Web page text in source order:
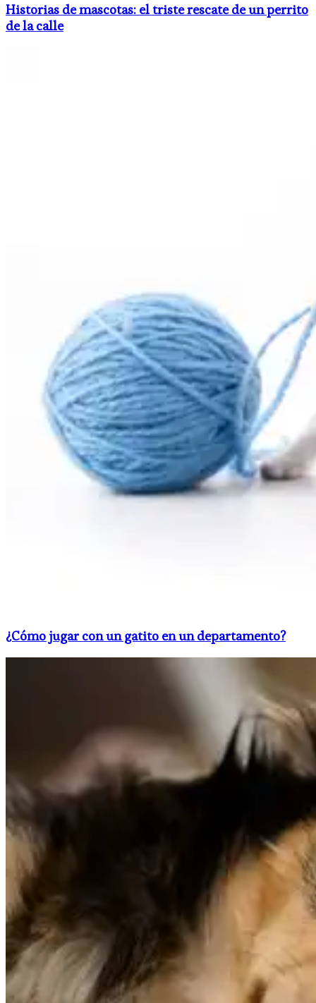
Historias de mascotas: el triste rescate de un perrito
de la calle
¿Cómo jugar con un gatito en un departamento?